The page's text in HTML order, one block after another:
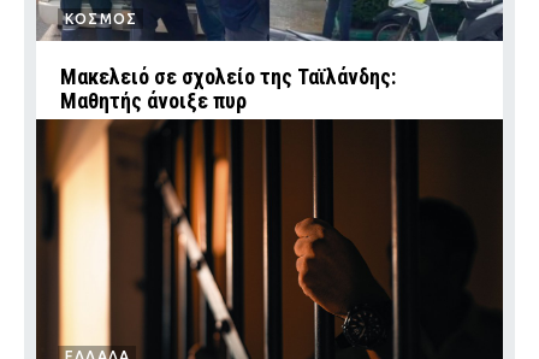
ΚΟΣΜΟΣ
Μακελειό σε σχολείο της Ταϊλάνδης:
Μαθητής άνοιξε πυρ
ΕΛΛΑΔΑ